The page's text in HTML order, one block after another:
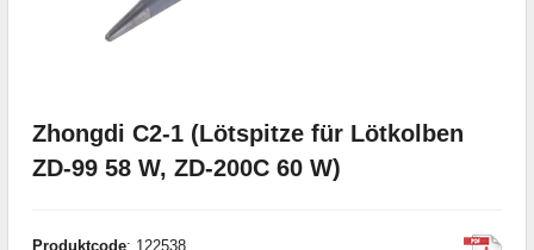
Zhongdi C2-1 (Lötspitze für Lötkolben
ZD-99 58 W, ZD-200C 60 W)
Produktcode: 122538